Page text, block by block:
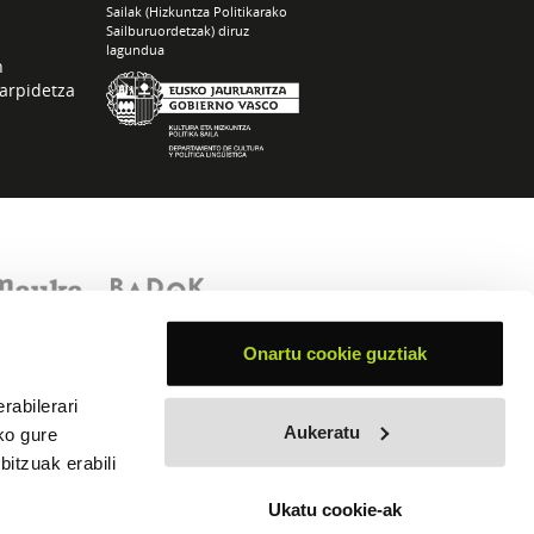
gure
erabili
Onartu cookie guztiak
Aukeratu
Ukatu cookie-ak
Sailak (Hizkuntza Politikarako
Sailburuordetzak) diruz
lagundua